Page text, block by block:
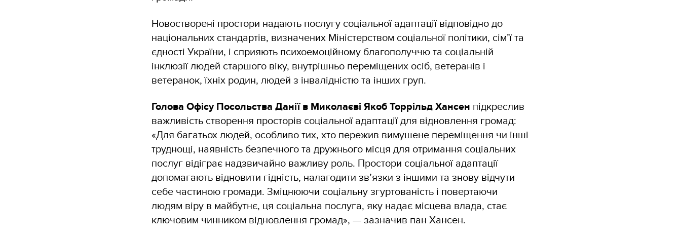
Новостворені простори надають послугу соціальної адаптації відповідно до
національних стандартів, визначених Міністерством соціальної політики, сім’ї та
єдності України, і сприяють психоемоційному благополуччю та соціальній
інклюзії людей старшого віку, внутрішньо переміщених осіб, ветеранів і
ветеранок, їхніх родин, людей з інвалідністю та інших груп.
Голова Офісу Посольства Данії в Миколаєві Якоб Торрільд Хансен підкреслив
важливість створення просторів соціальної адаптації для відновлення громад:
«Для багатьох людей, особливо тих, хто пережив вимушене переміщення чи інші
труднощі, наявність безпечного та дружнього місця для отримання соціальних
послуг відіграє надзвичайно важливу роль. Простори соціальної адаптації
допомагають відновити гідність, налагодити зв’язки з іншими та знову відчути
себе частиною громади. Зміцнюючи соціальну згуртованість і повертаючи
людям віру в майбутнє, ця соціальна послуга, яку надає місцева влада, стає
ключовим чинником відновлення громад», — зазначив пан Хансен.